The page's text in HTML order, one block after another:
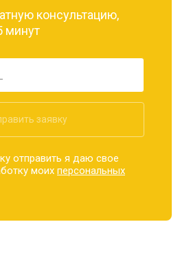
консультацию,
минут
заявку
отправить я даю свое
моихперсональных